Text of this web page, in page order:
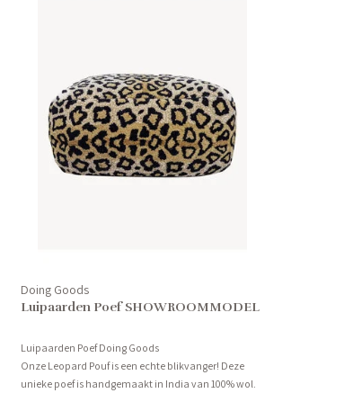
Doing Goods
Luipaarden Poef SHOWROOMMODEL
Luipaarden Poef Doing Goods
Onze Leopard Pouf is een echte blikvanger! Deze
unieke poef is handgemaakt in India van 100% wol.